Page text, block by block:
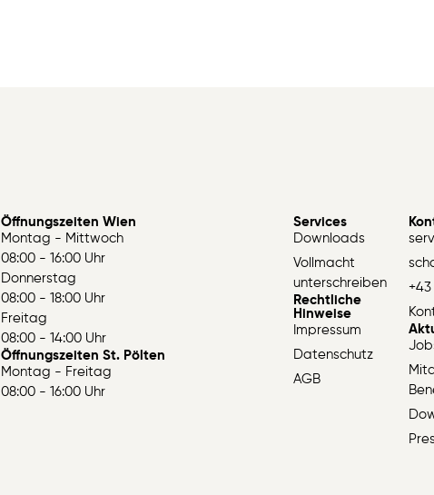
Öffnungszeiten Wien
Montag - Mittwoch
08:00 - 16:00 Uhr
Donnerstag
08:00 - 18:00 Uhr
Freitag
08:00 - 14:00 Uhr
Öffnungszeiten St. Pölten
Montag - Freitag
08:00 - 16:00 Uhr
Services
Downloads
Vollmacht
unterschreiben
Rechtliche
Hinweise
Impressum
Datenschutz
AGB
+43